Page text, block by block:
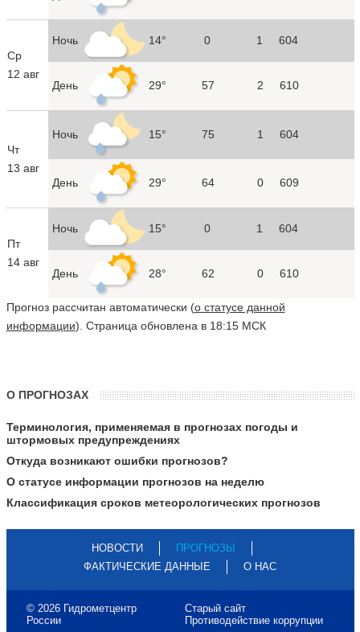
Ср
12 авг
Ночь 14° 0 1 604
День 29° 57 2 610
Чт
13 авг
Ночь 15° 75 1 604
День 29° 64 0 609
Пт
14 авг
Ночь 15° 0 1 604
День 28° 62 0 610
Прогноз рассчитан автоматически (о статусе данной
информации). Страница обновлена в 18:15 МСК
О ПРОГНОЗАХ
Терминология, применяемая в прогнозах погоды и
штормовых предупреждениях
Откуда возникают ошибки прогнозов?
О статусе информации прогнозов на неделю
Классификация сроков метеорологических прогнозов
НОВОСТИ
ПРОГНОЗЫ
ФАКТИЧЕСКИЕ ДАННЫЕ
О НАС
© 2026 Гидрометцентр
России
Старый сайт
Противодействие коррупции